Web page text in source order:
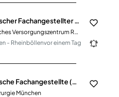
Medizinisches Versorgungszentrum Rhein-Hunsrück Ärztliche GmbH
- Rheinböllenvor einem Tag
Medizinische Fachangestellte (m/w/d) Augenoptiker (m/w/d) PTA (m/w/d) Vollzeit / Teilzeit
München